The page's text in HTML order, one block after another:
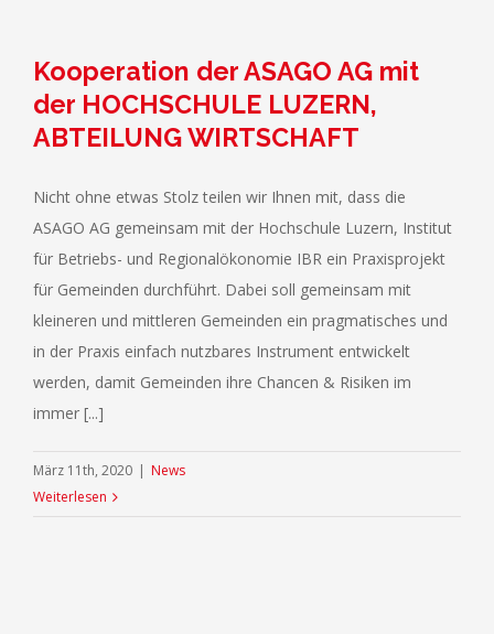
Kooperation der ASAGO AG mit
der HOCHSCHULE LUZERN,
ABTEILUNG WIRTSCHAFT
Nicht ohne etwas Stolz teilen wir Ihnen mit, dass die
ASAGO AG gemeinsam mit der Hochschule Luzern, Institut
für Betriebs- und Regionalökonomie IBR ein Praxisprojekt
für Gemeinden durchführt. Dabei soll gemeinsam mit
kleineren und mittleren Gemeinden ein pragmatisches und
in der Praxis einfach nutzbares Instrument entwickelt
werden, damit Gemeinden ihre Chancen & Risiken im
immer [...]
März 11th, 2020 | News
Weiterlesen